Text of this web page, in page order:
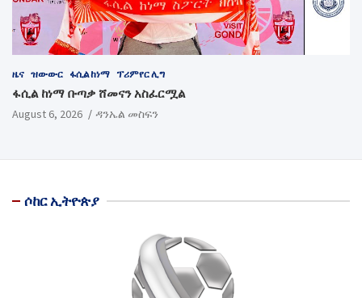
ዜና ዝውውር ፋሲል ከነማ ፕሪምየር ሊግ
ፋሲል ከነማ ቡጣቃ ሸመናን አስፈርሟል
August 6, 2026 ዳንኤል መስፍን
ሶከር ኢትዮጵያ